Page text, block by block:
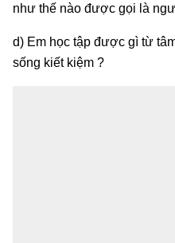
như thế nào được gọi là
d) Em học tập được gì từ
sống kiết kiệm ?